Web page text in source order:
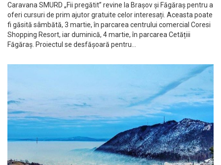
Caravana SMURD „Fii pregătit” revine la Brașov și Făgăraș pentru a
oferi cursuri de prim ajutor gratuite celor interesați. Aceasta poate
fi găsită sâmbătă, 3 martie, în parcarea centrului comercial Coresi
Shopping Resort, iar duminică, 4 martie, în parcarea Cetățiii
Făgăraș. Proiectul se desfășoară pentru…